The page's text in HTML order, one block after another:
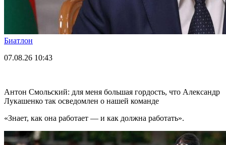
Биатлон
07.08.26 10:43
Антон Смольский: для меня большая гордость, что Александр
Лукашенко так осведомлен о нашей команде
«Знает, как она работает — и как должна работать».